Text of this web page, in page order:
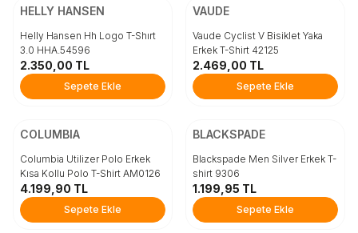
Beden
L M S XL
Sepete Ekle
HELLY HANSEN
Helly Hansen Hh Logo T-Shırt
3.0 HHA.54596
2.350,00 TL
Sepete Ekle
Beden
L M
Sepete Ekle
VAUDE
Vaude Cyclist V Bisiklet Yaka
Erkek T-Shirt 42125
2.469,00 TL
Sepete Ekle
Beden
L M S XL
Sepete Ekle
COLUMBIA
Columbia Utilizer Polo Erkek
Kısa Kollu Polo T-Shirt AM0126
4.199,90 TL
Sepete Ekle
Beden
900 920
Sepete Ekle
BLACKSPADE
Blackspade Men Silver Erkek T-
shirt 9306
1.199,95 TL
Sepete Ekle